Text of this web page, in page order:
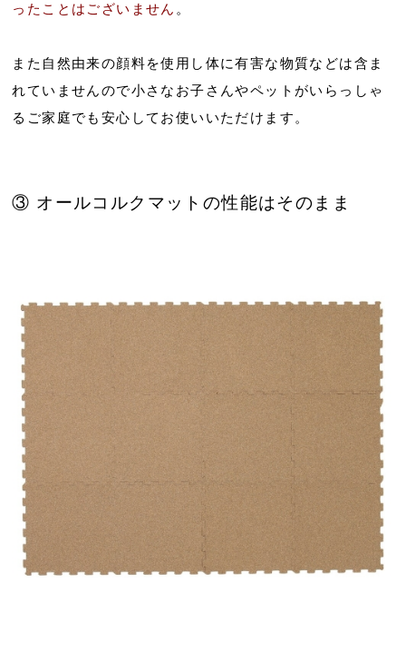
ったことはございません 。
また自然由来の顔料を使用し体に有害な物質などは含ま
れていませんので小さなお子さんやペットがいらっしゃ
るご家庭でも安心してお使いいただけます。
③ オールコルクマットの性能はそのまま